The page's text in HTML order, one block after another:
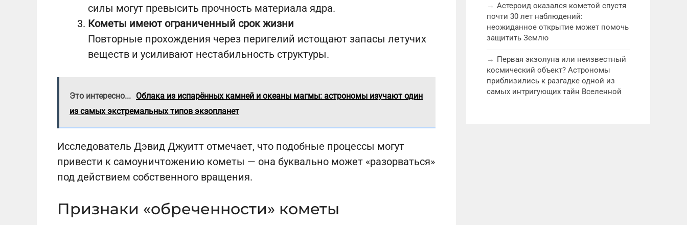
силы могут превысить прочность материала ядра.
Кометы имеют ограниченный срок жизни
Повторные прохождения через перигелий истощают запасы летучих
веществ и усиливают нестабильность структуры.
Это интересно... Облака из испарённых камней и океаны магмы: астрономы изучают один
из самых экстремальных типов экзопланет
Исследователь Дэвид Джуитт отмечает, что подобные процессы могут
привести к самоуничтожению кометы — она буквально может «разорваться»
под действием собственного вращения.
Признаки «обреченности» кометы
Астероид оказался кометой спустя
почти 30 лет наблюдений:
неожиданное открытие может помочь
защитить Землю
Первая экзолуна или неизвестный
космический объект? Астрономы
приблизились к разгадке одной из
самых интригующих тайн Вселенной